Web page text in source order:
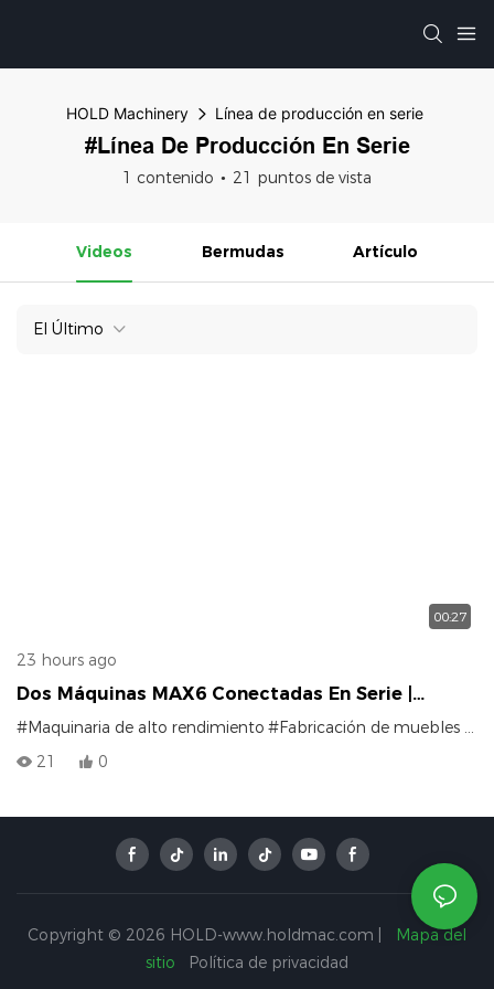
HOLD Machinery Línea de producción en serie
#Línea De Producción En Serie
1 contenido 21 puntos de vista
Videos Bermudas Artículo
El Último
00:27
23 hours ago
Dos Máquinas MAX6 Conectadas En Serie |
¿Cuántas Perforadoras Hexagonales Individuales
#Maquinaria de alto rendimiento #Fabricación de muebles mediante CNC
21
0
Copyright © 2026 HOLD-www.holdmac.com |
Mapa del
sitio
Política de privacidad